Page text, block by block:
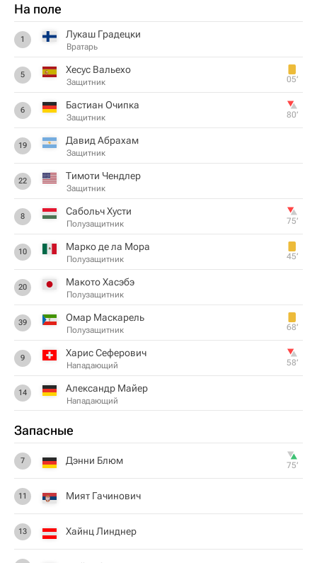
На поле
1 Лукаш Градецки
Вратарь
5 Хесус Вальехо
Защитник 05‎’‎
6 Бастиан Очипка
Защитник 80‎’‎
19 Давид Абрахам
Защитник
22 Тимоти Чендлер
Защитник
8 Сабольч Хусти
Полузащитник 75‎’‎
10 Марко де ла Мора
Полузащитник 45‎’‎
20 Макото Хасэбэ
Полузащитник
39 Омар Маскарель
Полузащитник 68‎’‎
9 Харис Сеферович
Нападающий 58‎’‎
14 Александр Майер
Нападающий
Запасные
7 Дэнни Блюм 75‎’‎
11 Мият Гачинович
13 Хайнц Линднер